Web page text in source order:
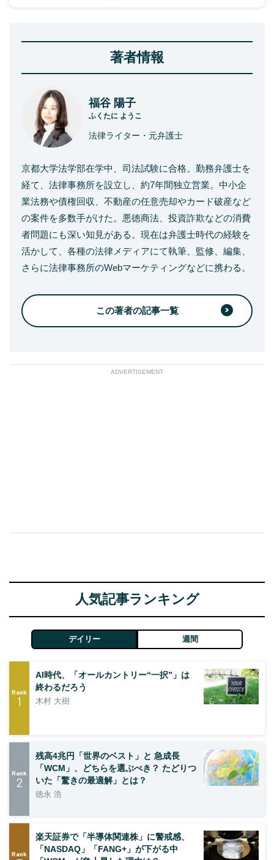
著者情報
福谷 陽子
ふくたに ようこ
法律ライター・元弁護士
京都大学法学部在学中、司法試験に合格。勤務弁護士を
経て、法律事務所を設立し、約7年間独立営業。中小企
業法務や債権回収、不動産の任意売却やカード破産など
の案件を多数手がけた。悪徳商法、投資詐欺などの消費
者問題にも深い知見がある。現在は弁護士時代の経験を
活かして、各種の法律メディアにて執筆、監修、編集、
さらに法律事務所のWebマーケティングなどに携わる。
この著者の記事一覧
ADVERTISEMENT
人気記事ランキング
デイリー 週間
Rank
1
AI時代、「オールカントリー“一択”」は
終わるだろう
木村 大樹
Rank
2
残高4兆円「世界のベスト」と 急成長
「WCM」、どちらを選ぶべき？ たどりつ
いた「驚きの最適解」とは？
徳永 浩
Rank
楽天証券で「半導体関連株」に警戒感、
「NASDAQ」「FANG+」が下がる中